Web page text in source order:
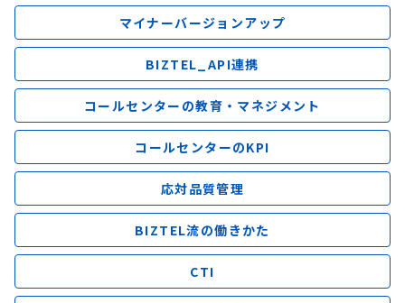
マイナーバージョンアップ
BIZTEL_API連携
コールセンターの教育・マネジメント
コールセンターのKPI
応対品質管理
BIZTEL流の働きかた
CTI